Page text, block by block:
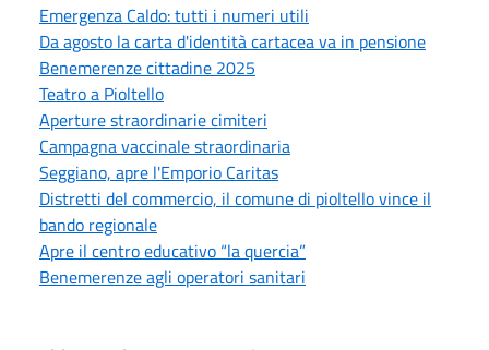
Emergenza Caldo: tutti i numeri utili
Da agosto la carta d'identità cartacea va in pensione
Benemerenze cittadine 2025
Teatro a Pioltello
Aperture straordinarie cimiteri
Campagna vaccinale straordinaria
Seggiano, apre l'Emporio Caritas
Distretti del commercio, il comune di pioltello vince il
bando regionale
Apre il centro educativo “la quercia”
Benemerenze agli operatori sanitari